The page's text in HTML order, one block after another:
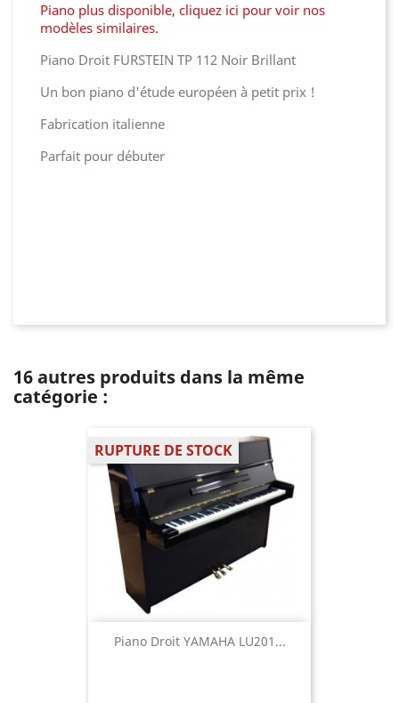
Piano plus disponible, cliquez ici pour voir nos
modèles similaires.
Piano Droit FURSTEIN TP 112 Noir Brillant
Un bon piano d'étude européen à petit prix !
Fabrication italienne
Parfait pour débuter
16 autres produits dans la même
catégorie :
Piano Droit YAMAHA LU201...
RUPTURE DE STOCK